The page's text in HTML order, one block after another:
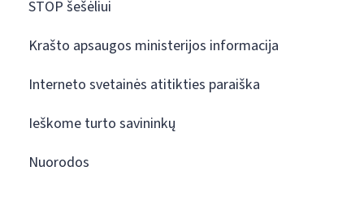
STOP šešėliui
Krašto apsaugos ministerijos informacija
Interneto svetainės atitikties paraiška
Ieškome turto savininkų
Nuorodos